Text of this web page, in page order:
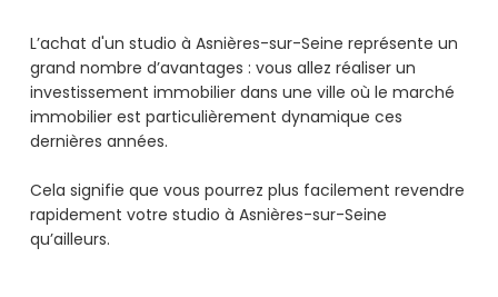
L’achat d'un studio à Asnières-sur-Seine représente un
grand nombre d’avantages : vous allez réaliser un
investissement immobilier dans une ville où le marché
immobilier est particulièrement dynamique ces
dernières années.
Cela signifie que vous pourrez plus facilement revendre
rapidement votre studio à Asnières-sur-Seine
qu’ailleurs.